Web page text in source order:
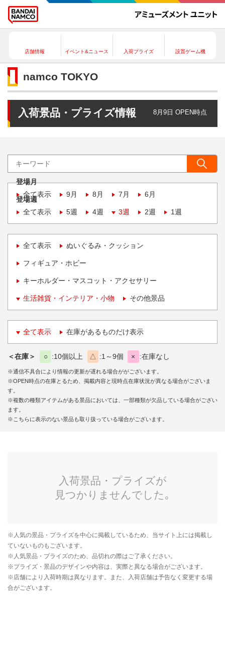
店舗情報 イベント&ニュース 入荷プライズ 設置ゲーム機
namco TOKYO
入荷景品・プライズ情報 8月9日 OPEN時点
登場月
全て表示
9月 8月 7月 6月
登場週
全て表示
5週 4週 3週 2週 1週
全て表示 ぬいぐるみ・クッション
フィギュア・ホビー
キーホルダー・マスコット・アクセサリー
生活雑貨・インテリア・小物 その他景品
全て表示 在庫があるものだけ表示
＜在庫＞ ○ 10個以上 △ 1～9個 × 在庫なし
※通信不具合により情報の更新が遅れる場合ががございます。
※OPEN時点の在庫とるため、掲載内容と現時点在庫状況が異なる場合がございま
す。
※複数の種類アイテムがある景品においては、一部種類が欠品している場合がござい
ます。
※こちらに表示のない景品も取り扱っている場合がございます。